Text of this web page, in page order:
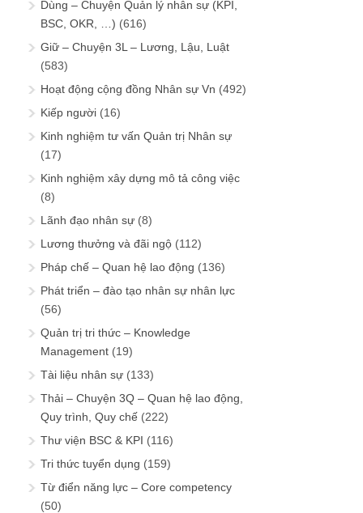
Dùng – Chuyện Quản lý nhân sự (KPI,
BSC, OKR, …) (616)
Giữ – Chuyện 3L – Lương, Lậu, Luật
(583)
Hoạt động cộng đồng Nhân sự Vn (492)
Kiếp người (16)
Kinh nghiệm tư vấn Quản trị Nhân sự
(17)
Kinh nghiệm xây dựng mô tả công việc
(8)
Lãnh đạo nhân sự (8)
Lương thưởng và đãi ngộ (112)
Pháp chế – Quan hệ lao động (136)
Phát triển – đào tạo nhân sự nhân lực
(56)
Quản trị tri thức – Knowledge
Management (19)
Tài liệu nhân sự (133)
Thải – Chuyện 3Q – Quan hệ lao động,
Quy trình, Quy chế (222)
Thư viện BSC & KPI (116)
Tri thức tuyển dụng (159)
Từ điển năng lực – Core competency
(50)